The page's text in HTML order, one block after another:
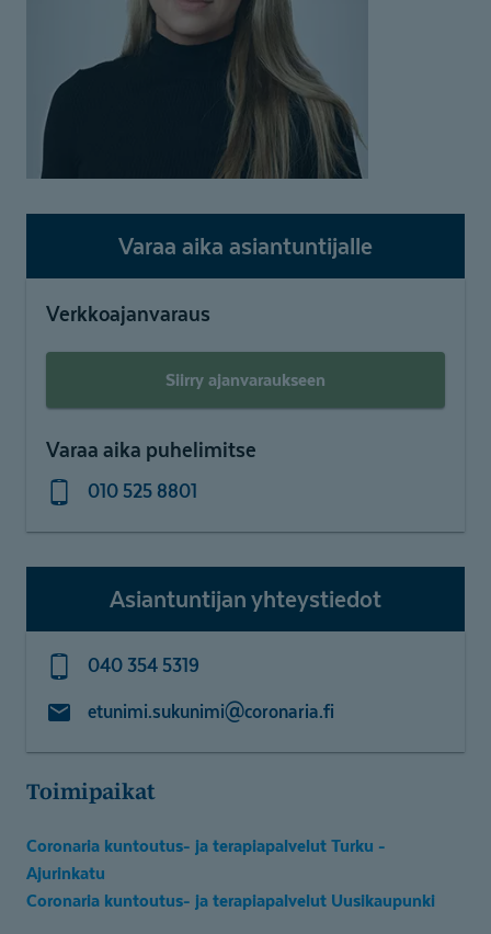
Varaa aika asiantuntijalle
Verkkoajanvaraus
Siirry ajanvaraukseen
Varaa aika puhelimitse
010 525 8801
Asiantuntijan yhteystiedot
040 354 5319
etunimi.sukunimi@coronaria.fi
Toimipaikat
Coronaria kuntoutus- ja terapiapalvelut Turku -
Ajurinkatu
Coronaria kuntoutus- ja terapiapalvelut Uusikaupunki